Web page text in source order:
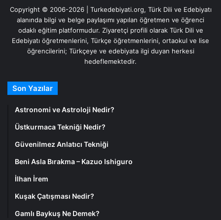
Copyright © 2006-2026 | Turkedebiyati.org, Türk Dili ve Edebiyatı
alanında bilgi ve belge paylaşımı yapılan öğretmen ve öğrenci
odaklı eğitim platformudur. Ziyaretçi profili olarak Türk Dili ve
Edebiyatı öğretmenlerini, Türkçe öğretmenlerini, ortaokul ve lise
öğrencilerini; Türkçeye ve edebiyata ilgi duyan herkesi
hedeflemektedir.
Son Yazılar
Astronomi ve Astroloji Nedir?
Üstkurmaca Tekniği Nedir?
Güvenilmez Anlatıcı Tekniği
Beni Asla Bırakma – Kazuo Ishiguro
İlhan İrem
Kuşak Çatışması Nedir?
Gamlı Baykuş Ne Demek?